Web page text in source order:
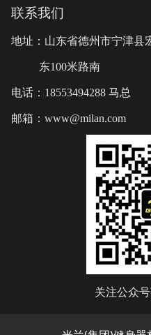
联系我们
地址：山东省德州市宁津县
东100米路南
电话：18553494288 马总
邮箱：www@milan.com
关注公众